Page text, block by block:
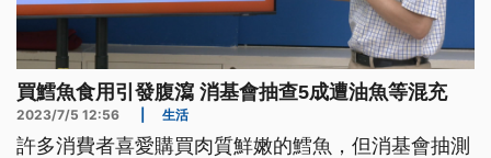
買鱈魚食用引發腹瀉 消基會抽查5成遭油魚等混充
2023/7/5 12:56 生活
許多消費者喜愛購買肉質鮮嫩的鱈魚，但消基會抽測